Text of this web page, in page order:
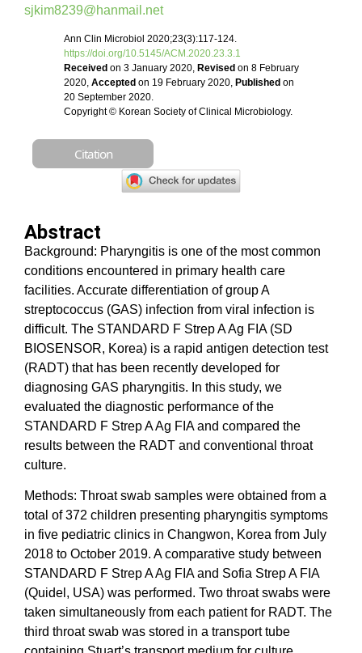
sjkim8239@hanmail.net
Ann Clin Microbiol 2020;23(3):117-124.
https://doi.org/10.5145/ACM.2020.23.3.1
Received on 3 January 2020, Revised on 8 February
2020, Accepted on 19 February 2020, Published on
20 September 2020.
Copyright © Korean Society of Clinical Microbiology.
Citation
Abstract
Background: Pharyngitis is one of the most common
conditions encountered in primary health care
facilities. Accurate differentiation of group A
streptococcus (GAS) infection from viral infection is
difficult. The STANDARD F Strep A Ag FIA (SD
BIOSENSOR, Korea) is a rapid antigen detection test
(RADT) that has been recently developed for
diagnosing GAS pharyngitis. In this study, we
evaluated the diagnostic performance of the
STANDARD F Strep A Ag FIA and compared the
results between the RADT and conventional throat
culture.
Methods: Throat swab samples were obtained from a
total of 372 children presenting pharyngitis symptoms
in five pediatric clinics in Changwon, Korea from July
2018 to October 2019. A comparative study between
STANDARD F Strep A Ag FIA and Sofia Strep A FIA
(Quidel, USA) was performed. Two throat swabs were
taken simultaneously from each patient for RADT. The
third throat swab was stored in a transport tube